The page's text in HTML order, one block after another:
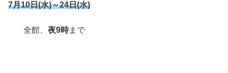
7月10日(水)～24日(水)
全館、 夜9時まで